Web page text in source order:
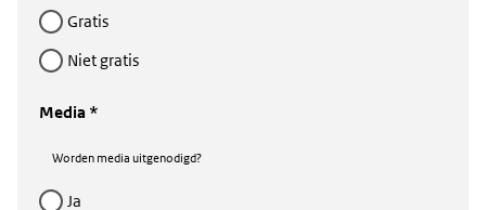
gratis
niet gratis
Media *
Worden media uitgenodigd?
ja